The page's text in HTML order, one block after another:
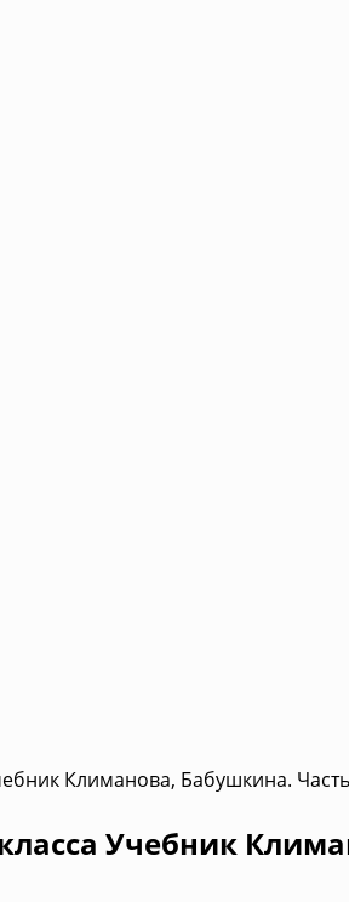
Климанова, Бабушкина.
Учебник